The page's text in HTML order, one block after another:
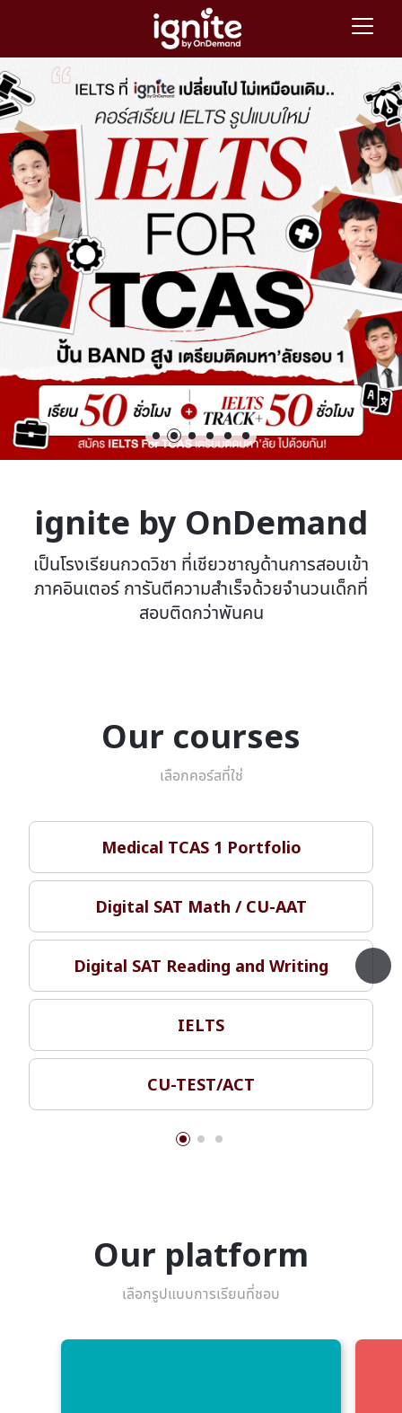
ignite by OnDemand
เป็นโรงเรียนกวดวิชา ที่เชียวชาญด้านการสอบเข้า
ภาคอินเตอร์ การันตีความสำเร็จด้วยจำนวนเด็กที่
สอบติดกว่าพันคน
Our courses
เลือกคอร์สที่ใช่
Medical TCAS 1 Portfolio
Digital SAT Math / CU-AAT
Digital SAT Reading and Writing
IELTS
CU-TEST/ACT
Our platform
เลือกรูปแบบการเรียนที่ชอบ